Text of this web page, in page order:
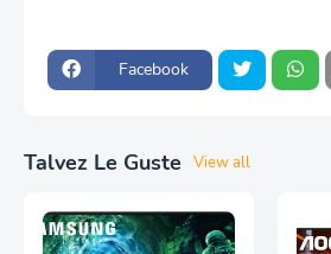
Facebook
Talvez Le Guste View all